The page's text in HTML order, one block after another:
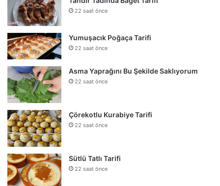
22 saat önce
Yumuşacık Poğaça Tarifi
22 saat önce
Asma Yaprağını Bu Şekilde Saklıyorum
22 saat önce
Çörekotlu Kurabiye Tarifi
22 saat önce
Sütlü Tatlı Tarifi
22 saat önce